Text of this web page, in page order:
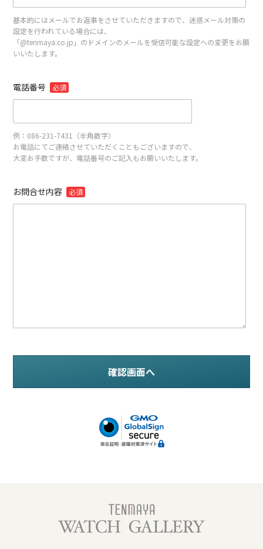
基本的にはメールでお返事をさせていただきますので、迷惑メール対策の
設定を行われている場合には、
「@tenmaya.co.jp」のドメインのメールを受信可能な設定への変更をお願
いいたします。
電話番号 必須
例：086-231-7431（半角数字）
お電話にてご連絡させていただくこともございますので、
大変お手数ですが、電話番号のご記入もお願いいたします。
お問合せ内容 必須